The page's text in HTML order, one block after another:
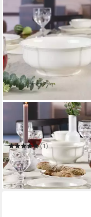
VILLEROY & BOCH
Salatschüssel Manoir
Schüssel rund
(1)
ab 37,94 € UVP 68,90 €
-45%
in 4-5 Werktagen bei dir